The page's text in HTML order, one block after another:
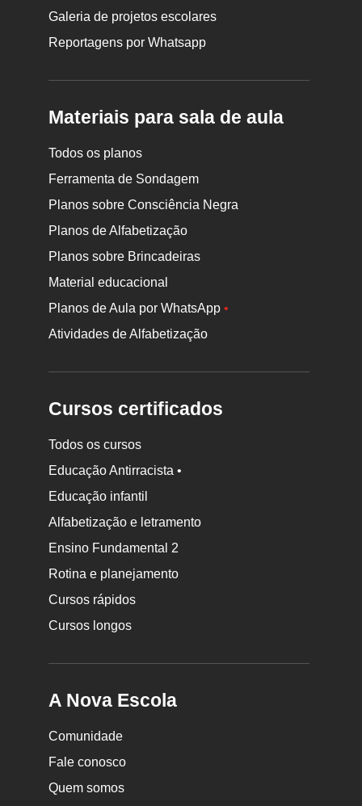
Galeria de projetos escolares
Reportagens por Whatsapp
Materiais para sala de aula
Todos os planos
Ferramenta de Sondagem
Planos sobre Consciência Negra
Planos de Alfabetização
Planos sobre Brincadeiras
Material educacional
Planos de Aula por WhatsApp•
Atividades de Alfabetização
Cursos certificados
Todos os cursos
Educação Antirracista •
Educação infantil
Alfabetização e letramento
Ensino Fundamental 2
Rotina e planejamento
Cursos rápidos
Cursos longos
A Nova Escola
Comunidade
Fale conosco
Quem somos